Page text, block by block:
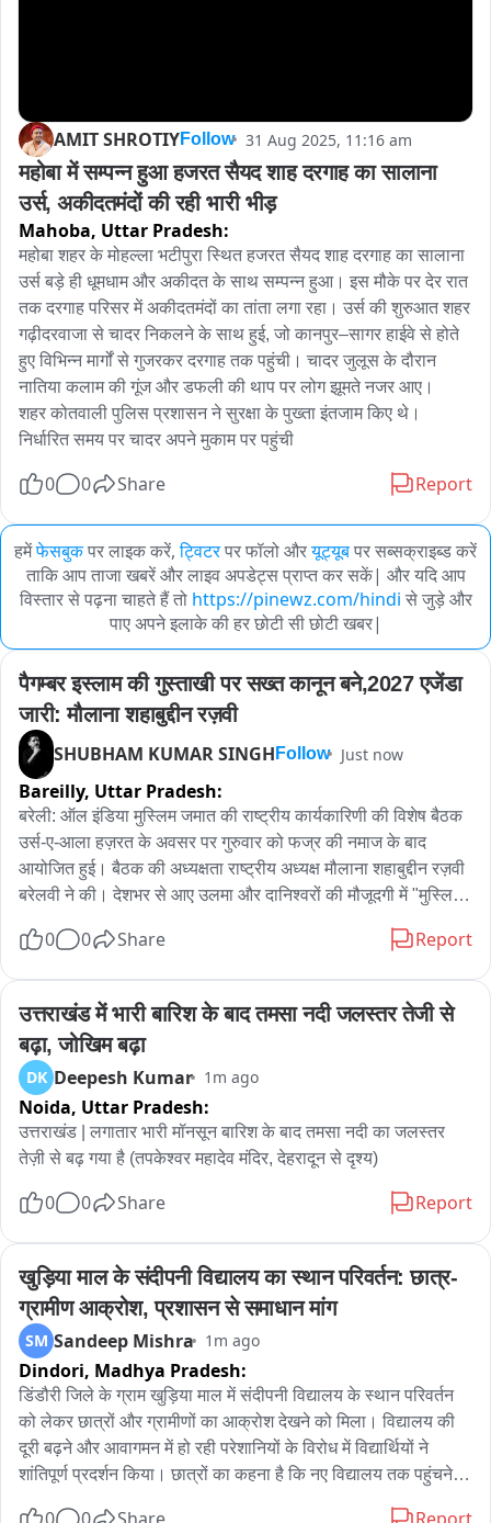
AMIT SHROTIYFollow 31 Aug 2025, 11:16 am
महोबा में सम्पन्न हुआ हजरत सैयद शाह दरगाह का सालाना
उर्स, अकीदतमंदों की रही भारी भीड़
Mahoba, Uttar Pradesh:
महोबा शहर के मोहल्ला भटीपुरा स्थित हजरत सैयद शाह दरगाह का सालाना
उर्स बड़े ही धूमधाम और अकीदत के साथ सम्पन्न हुआ। इस मौके पर देर रात
तक दरगाह परिसर में अकीदतमंदों का तांता लगा रहा। उर्स की शुरुआत शहर
गढ़ीदरवाजा से चादर निकलने के साथ हुई, जो कानपुर–सागर हाईवे से होते
हुए विभिन्न मार्गों से गुजरकर दरगाह तक पहुंची। चादर जुलूस के दौरान
नातिया कलाम की गूंज और डफली की थाप पर लोग झूमते नजर आए।
शहर कोतवाली पुलिस प्रशासन ने सुरक्षा के पुख्ता इंतजाम किए थे।
निर्धारित समय पर चादर अपने मुकाम पर पहुंची
0 0 Share Report
हमेंफेसबुकपर लाइक करें, ट्विटरपर फॉलो औरयूट्यूबपर सब्सक्राइब्ड करें
ताकि आप ताजा खबरें और लाइव अपडेट्स प्राप्त कर सकें| और यदि आप
विस्तार से पढ़ना चाहते हैं तो https://pinewz.com/hindi से जुड़े और
पाए अपने इलाके की हर छोटी सी छोटी खबर|
पैगम्बर इस्लाम की गुस्ताखी पर सख्त कानून बने,2027 एजेंडा
जारी: मौलाना शहाबुद्दीन रज़वी
SHUBHAM KUMAR SINGH Follow Just now
Bareilly, Uttar Pradesh:
बरेली: ऑल इंडिया मुस्लिम जमात की राष्ट्रीय कार्यकारिणी की विशेष बैठक
उर्स-ए-आला हज़रत के अवसर पर गुरुवार को फज्र की नमाज के बाद
आयोजित हुई। बैठक की अध्यक्षता राष्ट्रीय अध्यक्ष मौलाना शहाबुद्दीन रज़वी
बरेलवी ने की। देशभर से आए उलमा और दानिश्वरों की मौजूदगी में "मुस्लिम
बैठक में पैगम्बर इस्लाम की शान में कथित गुस्ताखी करने वालों के खिलाफ
उत्तर प्रदेश विधानसभा चुनाव 2027 में मुस्लिम समाज उम्मीदवारों से
"पैगम्बरे इस्लाम बिल" का समर्थन करने का वादा लेने की अपील करेगा।
उन्होंने कहा कि इस मुद्दे पर कोई समझौता स्वीकार नहीं होगा।
इसके अलावा ज्ञानवापी, शाही ईदगाह और जामा मस्जिद संभल से जुड़े मामलों
में हिंदू पक्ष से मुकदमे वापस लेने की अपील की गई। वक्फ संपत्तियों में कथित
घोटालों की निष्पक्ष जांच की भी मांग उठाई गई। अंतरराष्ट्रीय मुद्दों पर ईरान
के खिलाफ अमेरिका और इज़राइल की कार्रवाई की निंदा करते हुए मुस्लिम
बैठक में मुस्लिम समाज से शिक्षा, व्यापार, दहेज प्रथा खत्म करने, नशे से दूर
राज्यों की सरकारों से बुलडोजर कार्रवाई रोकने और मुस्लिम समाज में सुरक्षा
की भावना मजबूत करने की मांग भी रखी गई।
0 0 Share Report
उत्तराखंड में भारी बारिश के बाद तमसा नदी जलस्तर तेजी से
बढ़ा, जोखिम बढ़ा
DK Deepesh Kumar 1m ago
Noida, Uttar Pradesh:
उत्तराखंड | लगातार भारी मॉनसून बारिश के बाद तमसा नदी का जलस्तर
तेज़ी से बढ़ गया है (तपकेश्वर महादेव मंदिर, देहरादून से दृश्य)
0 0 Share Report
खुड़िया माल के संदीपनी विद्यालय का स्थान परिवर्तन: छात्र-
ग्रामीण आक्रोश, प्रशासन से समाधान मांग
SM Sandeep Mishra 1m ago
Dindori, Madhya Pradesh:
डिंडौरी जिले के ग्राम खुड़िया माल में संदीपनी विद्यालय के स्थान परिवर्तन
को लेकर छात्रों और ग्रामीणों का आक्रोश देखने को मिला। विद्यालय की
दूरी बढ़ने और आवागमन में हो रही परेशानियों के विरोध में विद्यार्थियों ने
शांतिपूर्ण प्रदर्शन किया। छात्रों का कहना है कि नए विद्यालय तक पहुंचने में